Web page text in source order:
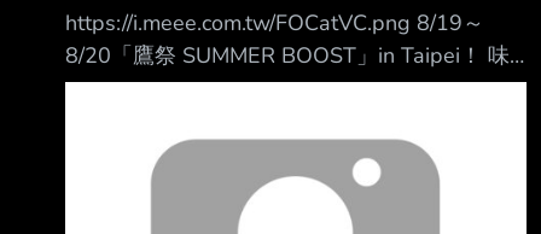
https://i.meee.com.tw/FOCatVC.png 8/19～
8/20「鷹祭 SUMMER BOOST」in Taipei！ 味
全龍將於8/19至8/20在臺北大巨蛋隆重舉辦「#
了兩隊啦啦隊合體戰力加乘，指定區域資格者入
場送「鷹祭in Taipei Dragons Special 聯名球
衣」也是一大看點。8/19更將邀請軟銀傳奇OB